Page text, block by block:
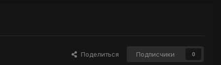
Поделиться Подписчики 0